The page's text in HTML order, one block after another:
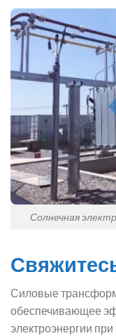
Солнечная
Силовые
обеспечивающее
электроэнергии